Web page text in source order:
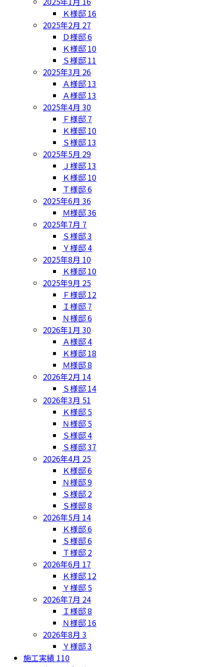
Ｋ様邸 16
2025年2月 27
Ｄ様邸6
Ｋ様邸 10
Ｓ様邸 11
2025年3月 26
Ａ様邸 13
Ａ様邸 13
2025年4月 30
Ｆ様邸 7
Ｋ様邸 10
Ｓ様邸 13
2025年5月 29
Ｊ様邸 13
Ｋ様邸 10
Ｔ様邸6
2025年6月 36
Ｍ様邸36
2025年7月 7
Ｓ様邸3
Ｙ様邸4
2025年8月 10
Ｋ様邸 10
2025年9月 25
Ｆ様邸 12
Ｉ様邸 7
Ｎ様邸6
2026年1月 30
Ａ様邸4
Ｋ様邸 18
Ｍ様邸8
2026年2月 14
Ｓ様邸 14
2026年3月 51
Ｋ様邸 5
Ｎ様邸 5
Ｓ様邸4
Ｓ様邸37
2026年4月 25
Ｋ様邸6
Ｎ様邸9
Ｓ様邸 2
Ｓ様邸8
2026年5月 14
Ｋ様邸6
Ｓ様邸6
Ｔ様邸 2
2026年6月 17
Ｋ様邸 12
Ｙ様邸 5
2026年7月 24
Ｉ様邸8
Ｎ様邸 16
2026年8月 3
Ｙ様邸3
施工実績 110